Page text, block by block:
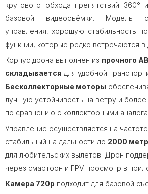
кругового обхода препятствий
базовой видеосъёмки. Модель
управления, хорошую стабильность
функции, которые редко встречаются в
Корпус дрона выполнен из прочного
складывается для удобной
Бесколлекторные моторы
лучшую устойчивость на ветру и
по сравнению с коллекторными
Управление осуществляется на частоте
стабильный на дальности до 2000
для любительских вылетов. Дрон
через смартфон и FPV-просмотр в
Камера 720p подходит для базовой